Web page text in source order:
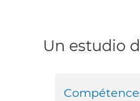
Un estudio